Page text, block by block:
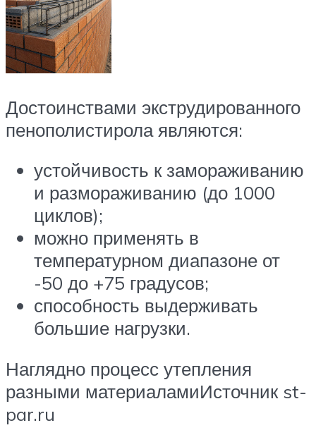
Достоинствами экструдированного
пенополистирола являются:
устойчивость к замораживанию
и размораживанию (до 1000
циклов);
можно применять в
температурном диапазоне от
-50 до +75 градусов;
способность выдерживать
большие нагрузки.
Наглядно процесс утепления
разными материаламиИсточник st-
par.ru